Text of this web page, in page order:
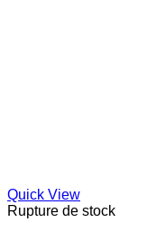
Quick View
Rupture de stock